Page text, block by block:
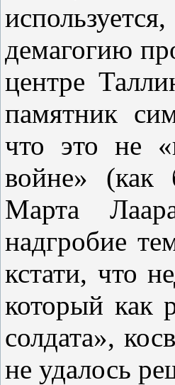
демагогию
центре
памятник
что это не
войне» (как
Марта
надгробие
кстати, что
который как
солдата»,
не удалось